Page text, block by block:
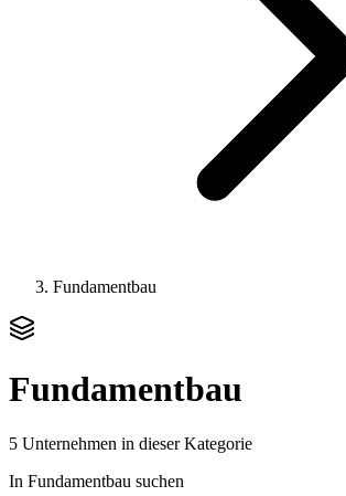
Fundamentbau
Fundamentbau
5 Unternehmen in dieser Kategorie
In Fundamentbau suchen